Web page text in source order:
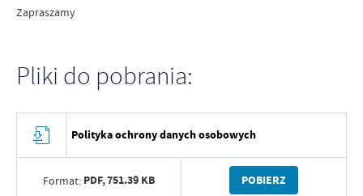
Zapraszamy
Pliki do pobrania:
Polityka ochrony danych osobowych
Format: PDF,751.39 KB POBIERZ